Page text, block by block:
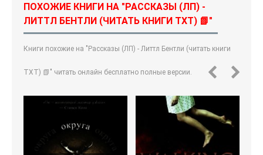
ПОХОЖИЕ КНИГИ НА "РАССКАЗЫ (ЛП) -
ЛИТТЛ БЕНТЛИ (ЧИТАТЬ КНИГИ TXT) 📗"
Книги похожие на "Рассказы (ЛП) - Литтл Бентли (читать книги
TXT) 📗" читать онлайн бесплатно полные версии.